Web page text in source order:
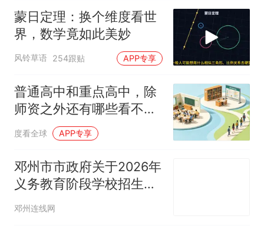
蒙日定理：换个维度看世
界，数学竟如此美妙
风铃草语 254跟贴 APP专享
普通高中和重点高中，除
师资之外还有哪些看不见
的差距？
度看全球 APP专享
邓州市市政府关于2026年
义务教育阶段学校招生工
作的通告
邓州连线网